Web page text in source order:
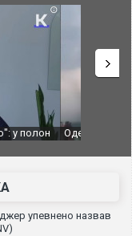
та
Вже
упевнено назвав